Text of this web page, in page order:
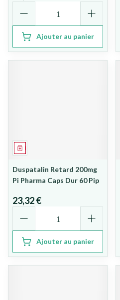
Ajouter au panier
Médicament
Duspatalin Retard 200mg
Pi Pharma Caps Dur 60 Pip
23,32 €
Ajouter au panier